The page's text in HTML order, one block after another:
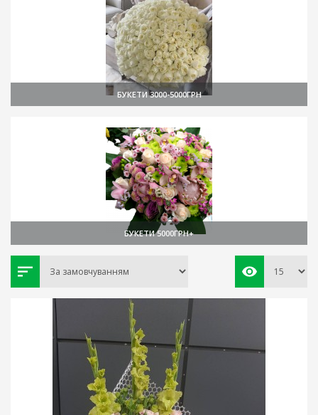
БУКЕТИ 3000-5000ГРН
БУКЕТИ 5000ГРН+